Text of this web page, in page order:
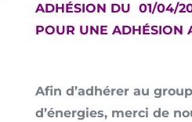
ADHÉSION DU 01/04/
POUR UNE ADHÉSION
Afin d’adhérer au
d’énergies, merci de